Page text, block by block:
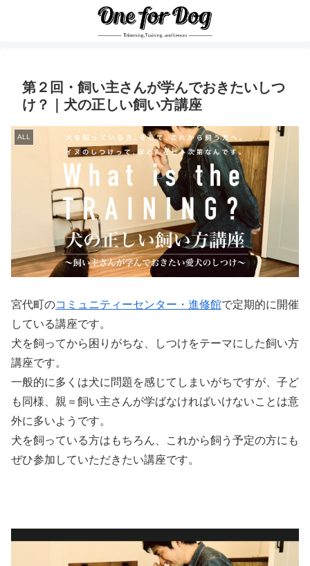
第２回・飼い主さんが学んでおきたいしつ
け？｜犬の正しい飼い方講座
ALL
宮代町のコミュニティーセンター・進修館で定期的に開催
している講座です。
犬を飼ってから困りがちな、しつけをテーマにした飼い方
講座です。
一般的に多くは犬に問題を感じてしまいがちですが、子ど
も同様、親＝飼い主さんが学ばなければいけないことは意
外に多いようです。
犬を飼っている方はもちろん、これから飼う予定の方にも
ぜひ参加していただきたい講座です。